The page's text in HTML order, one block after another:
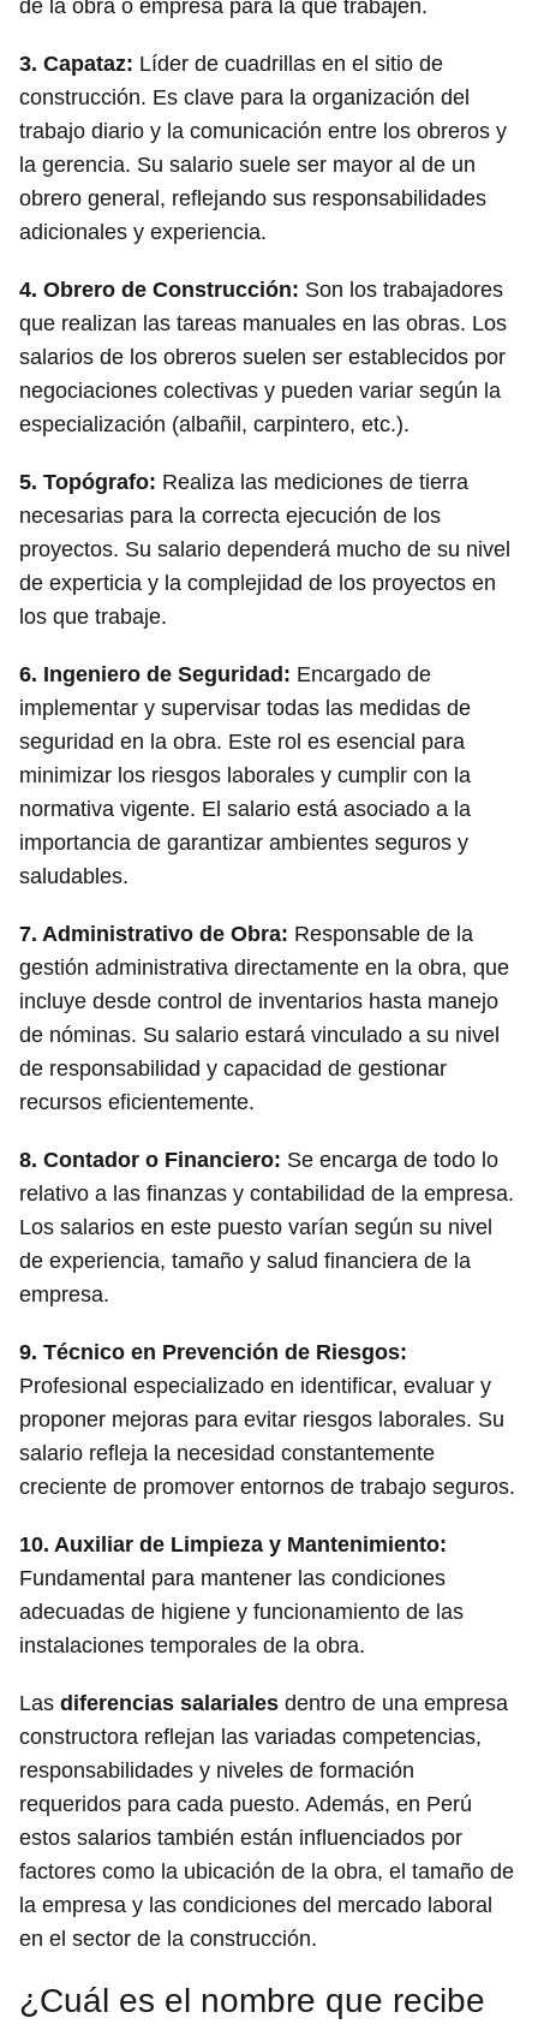
de la obra o empresa para la que trabajen.
3. Capataz: Líder de cuadrillas en el sitio de
construcción. Es clave para la organización del
trabajo diario y la comunicación entre los obreros y
la gerencia. Su salario suele ser mayor al de un
obrero general, reflejando sus responsabilidades
adicionales y experiencia.
4. Obrero de Construcción: Son los trabajadores
que realizan las tareas manuales en las obras. Los
salarios de los obreros suelen ser establecidos por
negociaciones colectivas y pueden variar según la
especialización (albañil, carpintero, etc.).
5. Topógrafo: Realiza las mediciones de tierra
necesarias para la correcta ejecución de los
proyectos. Su salario dependerá mucho de su nivel
de experticia y la complejidad de los proyectos en
los que trabaje.
6. Ingeniero de Seguridad : Encargado de
implementar y supervisar todas las medidas de
seguridad en la obra. Este rol es esencial para
minimizar los riesgos laborales y cumplir con la
normativa vigente. El salario está asociado a la
importancia de garantizar ambientes seguros y
saludables.
7. Administrativo de Obra: Responsable de la
gestión administrativa directamente en la obra, que
incluye desde control de inventarios hasta manejo
de nóminas. Su salario estará vinculado a su nivel
de responsabilidad y capacidad de gestionar
recursos eficientemente.
8. Contador o Financiero: Se encarga de todo lo
relativo a las finanzas y contabilidad de la empresa.
Los salarios en este puesto varían según su nivel
de experiencia, tamaño y salud financiera de la
empresa.
9. Técnico en Prevención de Riesgos:
Profesional especializado en identificar, evaluar y
proponer mejoras para evitar riesgos laborales. Su
salario refleja la necesidad constantemente
creciente de promover entornos de trabajo seguros.
10. Auxiliar de Limpieza y Mantenimiento:
Fundamental para mantener las condiciones
adecuadas de higiene y funcionamiento de las
instalaciones temporales de la obra.
Las diferencias salariales dentro de una empresa
constructora reflejan las variadas competencias,
responsabilidades y niveles de formación
requeridos para cada puesto. Además, en Perú
estos salarios también están influenciados por
factores como la ubicación de la obra, el tamaño de
la empresa y las condiciones del mercado laboral
en el sector de la construcción.
¿Cuál es el nombre que recibe